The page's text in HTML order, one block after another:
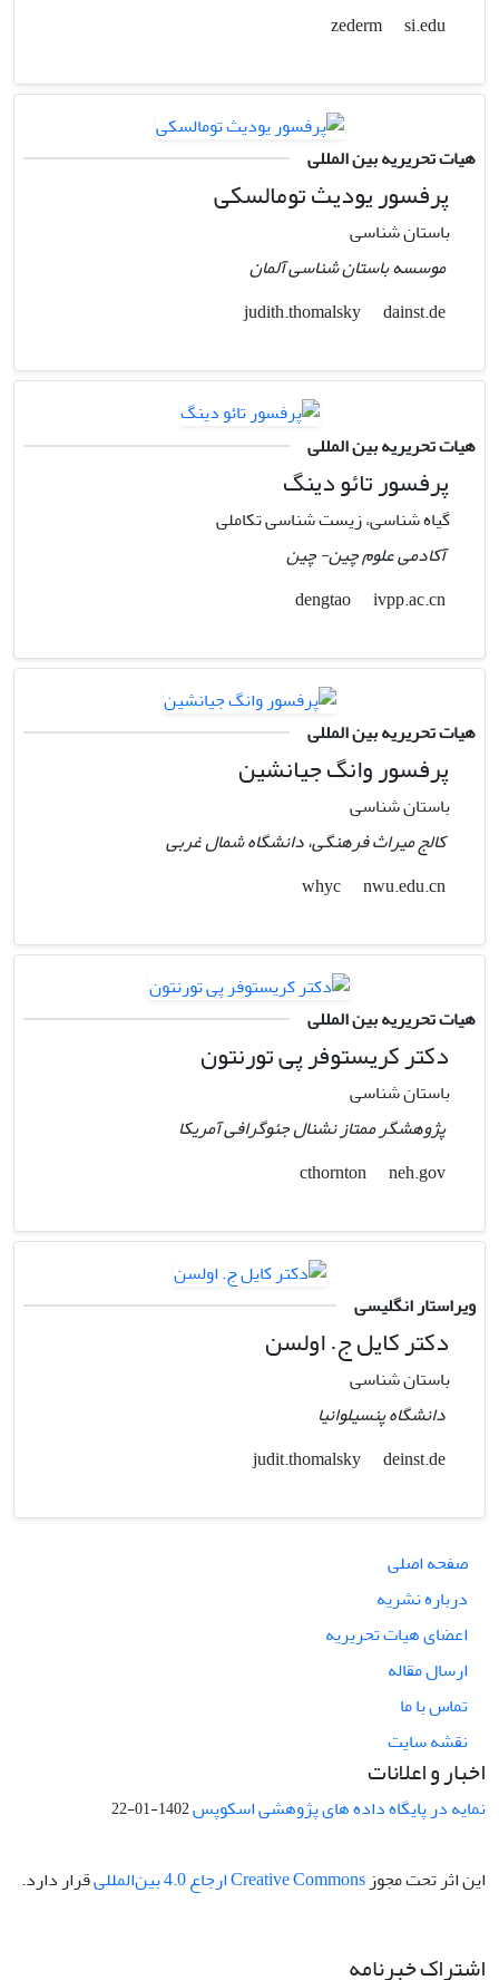
si.edu
هیات تحریریه بین المللی
پرفسور یودیث تومالسکی
باستان شناسی
موسسه باستان شناسی آلمان
dainst.de
هیات تحریریه بین المللی
پرفسور تائو دینگ
گیاه شناسی، زیست شناسی تکاملی
آکادمی علوم چین- چین
ivpp.ac.cn
هیات تحریریه بین المللی
پرفسور وانگ جیانشین
باستان شناسی
کالج میراث فرهنگی، دانشگاه شمال غربی
nwu.edu.cn
هیات تحریریه بین المللی
دکتر کریستوفر پی تورنتون
باستان شناسی
پژوهشگر ممتاز نشنال جئوگرافی آمریکا
neh.gov
ویراستار انگلیسی
دکتر کایل ج. اولسن
باستان شناسی
دانشگاه پنسیلوانیا
deinst.de
صفحه اصلی
درباره نشریه
اعضای هیات تحریریه
ارسال مقاله
تماس با ما
نقشه سایت
اخبار و اعلانات
نمایه در پایگاه داده های پژوهشی اسکوپس1402-01-22
این اثر تحت مجوزCreative Commons ارجاع 4.0 بین‌المللی قرار دارد.
اشتراک خبرنامه